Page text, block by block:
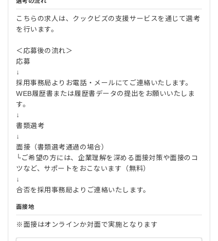
こちらの求人は、クックビズの支援サービスを通じて選考
を行います。
＜応募後の流れ＞
応募
↓
採用事務局よりお電話・メールにてご連絡いたします。
WEB履歴書または履歴書データの提出をお願いいたしま
す。
↓
書類選考
↓
面接（書類選考通過の場合）
└ご希望の方には、企業理解を深める面接対策や面接のコ
ツなど、サポートをおこないます（無料）
↓
合否を採用事務局よりご連絡いたします。
面接地
※面接はオンラインか対面で実施となります